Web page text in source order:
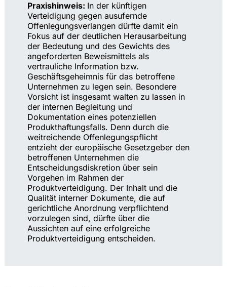
Praxishinweis: In der künftigen
Verteidigung gegen ausufernde
Offenlegungsverlangen dürfte damit ein
Fokus auf der deutlichen Herausarbeitung
der Bedeutung und des Gewichts des
angeforderten Beweismittels als
vertrauliche Information bzw.
Geschäftsgeheimnis für das betroffene
Unternehmen zu legen sein. Besondere
Vorsicht ist insgesamt walten zu lassen in
der internen Begleitung und
Dokumentation eines potenziellen
Produkthaftungsfalls. Denn durch die
weitreichende Offenlegungspflicht
entzieht der europäische Gesetzgeber den
betroffenen Unternehmen die
Entscheidungsdiskretion über sein
Vorgehen im Rahmen der
Produktverteidigung. Der Inhalt und die
Qualität interner Dokumente, die auf
gerichtliche Anordnung verpflichtend
vorzulegen sind, dürfte über die
Aussichten auf eine erfolgreiche
Produktverteidigung entscheiden.